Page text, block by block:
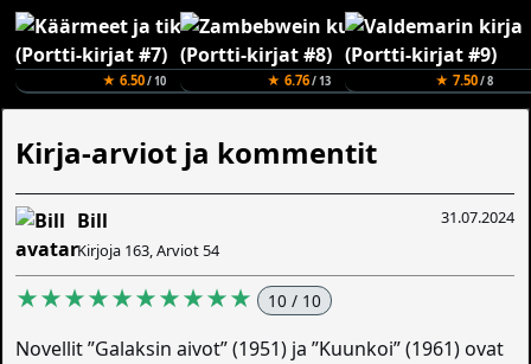
★ 6.50/ 10 ★ 6.76/ 13 ★ 7.50/ 8
Kirja-arviot ja kommentit
31.07.2024
Bill
Kirjoja 163, Arviot 54
★★★★★★★★★★ 10 / 10
Novellit ”Galaksin aivot” (1951) ja ”Kuunkoi” (1961) ovat